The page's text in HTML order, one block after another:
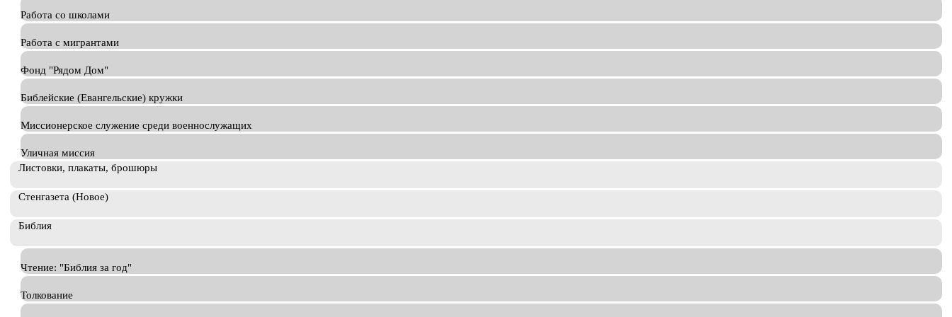
Работа со школами
Работа с мигрантами
Фонд "Рядом Дом"
Библейские (Евангельские) кружки
Миссионерское служение среди военнослужащих
Уличная миссия
Листовки, плакаты, брошюры
Стенгазета (Новое)
Библия
Чтение: "Библия за год"
Толкование